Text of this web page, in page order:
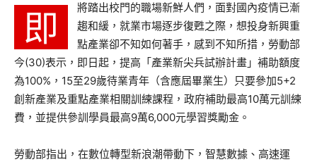
即
將踏出校門的職場新鮮人們，面對國內疫情已漸
趨和緩，就業市場逐步復甦之際，想投身新興重
點產業卻不知如何著手，感到不知所措，勞動部
今(30)表示，即日起，提高「產業新尖兵試辦計畫」補助額度
為100%，15至29歲待業青年（含應屆畢業生）只要參加5+2
創新產業及重點產業相關訓練課程，政府補助最高10萬元訓練
費，並提供參訓學員最高9萬6,000元學習獎勵金。
勞動部指出，在數位轉型新浪潮帶動下，智慧數據、高速運